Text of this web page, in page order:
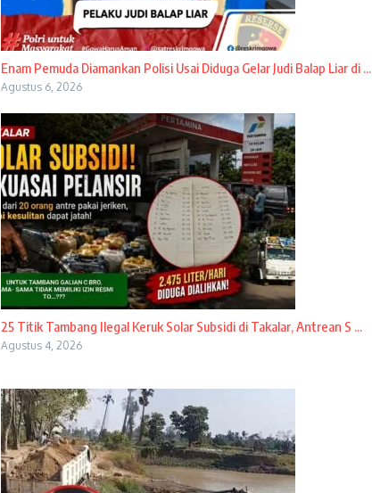
Enam Pemuda Diamankan Polisi Usai Diduga Gelar Judi Balap Liar di ...
Agustus 6, 2026
25 Titik Tambang Ilegal Keruk Solar Subsidi di Takalar, Antrean S ...
Agustus 4, 2026